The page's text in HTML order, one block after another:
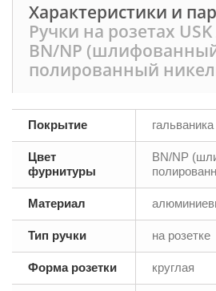
Характеристики и
Ручки на розетах
BN/NP
полированный
Покрытие гальваника
Цвет
фурнитуры
BN/NP
Материал
Тип ручки на розетке
Форма розетки круглая